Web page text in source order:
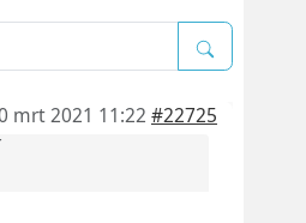
mrt 2021 11:22 #22725